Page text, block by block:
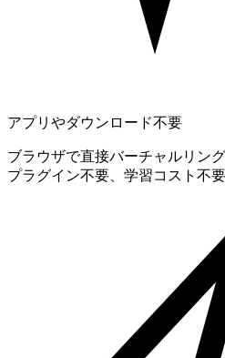
アプリやダウンロード不要
ブラウザで直接バーチャルリン
プラグイン不要、学習コスト不要